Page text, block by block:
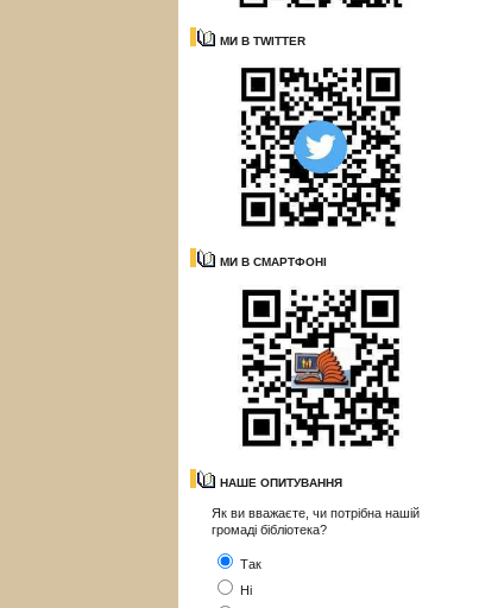
МИ В TWITTER
МИ В СМАРТФОНІ
НАШЕ ОПИТУВАННЯ
Як ви вважаєте, чи потрібна нашій
громаді бібліотека?
Так
Ні